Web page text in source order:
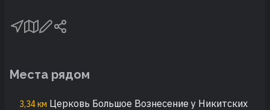
Места рядом
3,34 км Церковь Большое Вознесение у Никитских